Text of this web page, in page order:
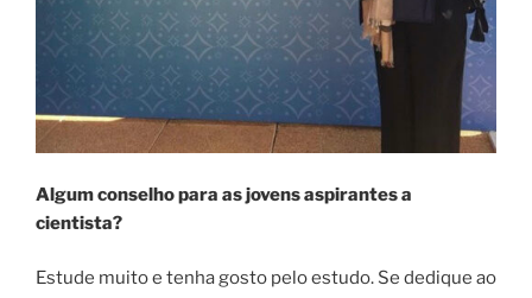
Algum conselho para as jovens aspirantes a
cientista?
Estude muito e tenha gosto pelo estudo. Se dedique ao